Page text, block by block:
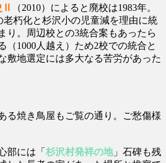
Ⅱ
（2010）によると廃校は1983年。
老朽化と杉沢小の児童減を理由に統
り。周辺校との3統合案もあったら
（1000人越え）ため2校での統合と
敷地選定には多大なる苦労があった
る焼き鳥屋もご覧の通り。ご愁傷様
部には「 杉沢村発祥の地」石碑も残